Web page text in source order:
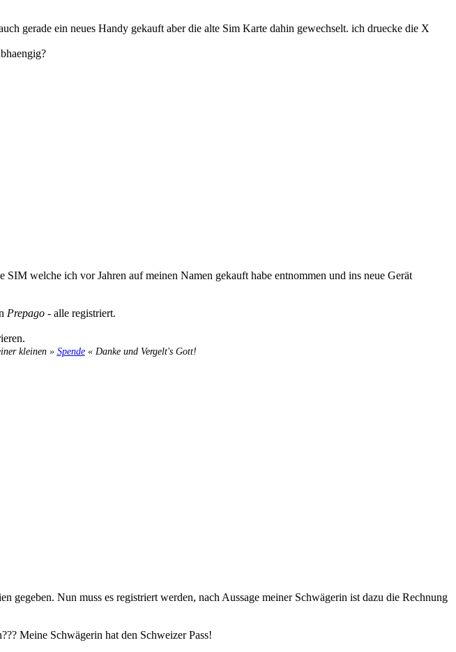
gerade ein neues Handy gekauft aber die alte Sim Karte dahin gewechselt. ich druecke die X
welche ich vor Jahren auf meinen Namen gekauft habe entnommen und ins neue Gerät
Prepago - alle registriert.
kleinen » Spende« Danke und Vergelt's Gott!
Nun muss es registriert werden, nach Aussage meiner Schwägerin ist dazu die Rechnung
Meine Schwägerin hat den Schweizer Pass!